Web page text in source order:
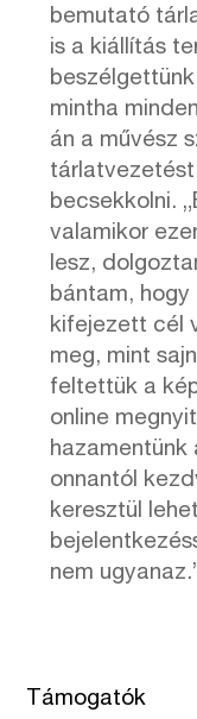
bemutató
is a kiállítás
mintha
án a művész
becsekkolni.
valamikor
lesz,
bántam,
kifejezett cél
meg, mint
feltettük a
online
hazamentünk
onnantól
keresztül
nem
Támogatók